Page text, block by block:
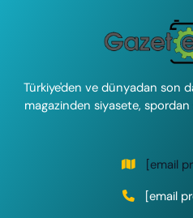
Türkiye'den ve dünyadan son
magazinden siyasete,
[email
[email